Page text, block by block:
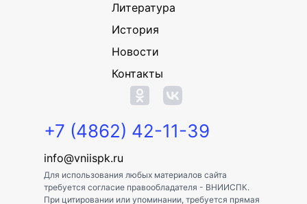
Литература
История
Новости
Контакты
+7 (4862) 42-11-39
info@vniispk.ru
Для использования любых материалов сайта
требуется согласие правообладателя - ВНИИСПК.
При цитировании или упоминании, требуется прямая